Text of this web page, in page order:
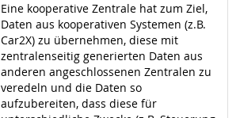
Eine kooperative Zentrale hat zum Ziel,
Daten aus kooperativen Systemen (z.B.
Car2X) zu übernehmen, diese mit
zentralenseitig generierten Daten aus
anderen angeschlossenen Zentralen zu
veredeln und die Daten so
aufzubereiten, dass diese für